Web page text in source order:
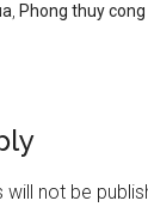
Phong thuy cong
will not be